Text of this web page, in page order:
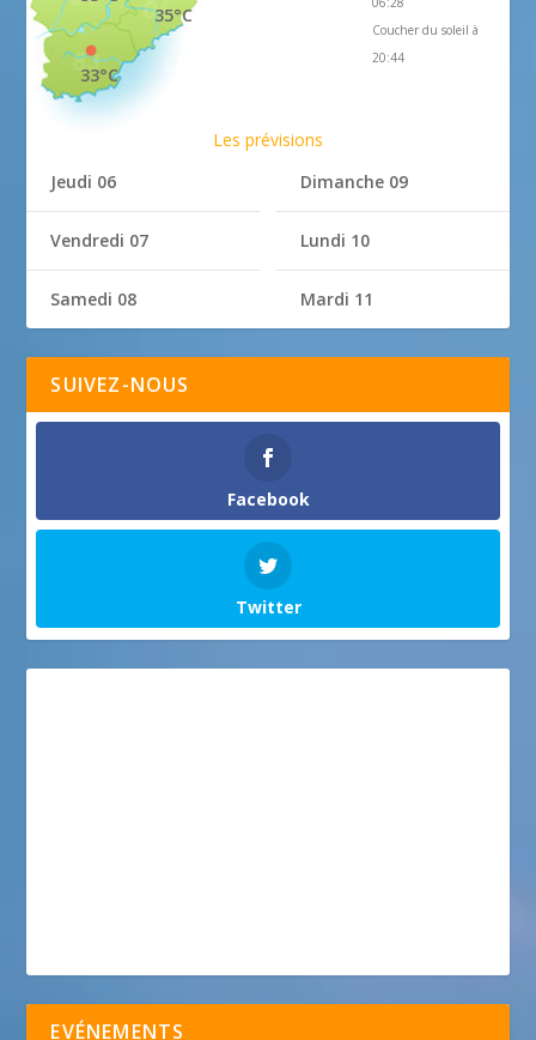
35°C
33°C
Coucher du soleil à
20:44
Les prévisions
Jeudi 06
Vendredi 07
Samedi 08
Dimanche 09
Lundi 10
Mardi 11
SUIVEZ-NOUS
Facebook
Twitter
EVÉNEMENTS